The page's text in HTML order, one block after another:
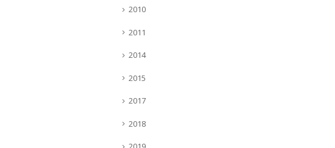
2010
2011
2014
2015
2017
2018